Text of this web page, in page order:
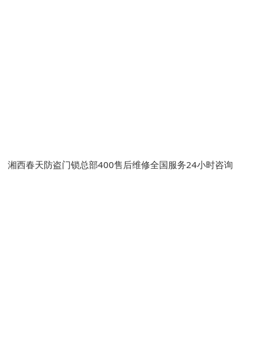
湘西春天防盗门锁总部400售后维修全国服务24小时咨询